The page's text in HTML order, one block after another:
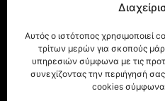
Αυτός ο ιστότοπος χρησιμοποιεί
τρίτων μερών για σκοπούς
υπηρεσιών σύμφωνα με τις
συνεχίζοντας την περιήγησή
cookies σύμφωνα
Αλκμήνης 69, Χαριλάου
Τ.Κ. 54249 Θεσσαλονίκη
Tηλ. Επικοινωνίας:+30
E-mail:
info@aris.gr